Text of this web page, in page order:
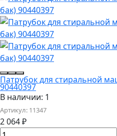
Патрубок для стиральной
90440397
В наличии: 1
Артикул: 11347
2 064₽